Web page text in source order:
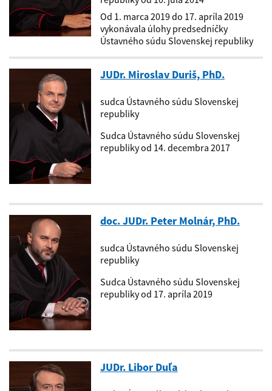
Od 1. marca 2019 do 17. apríla 2019
vykonávala úlohy predsedníčky
Ústavného súdu Slovenskej republiky
JUDr. Miroslav Duriš, PhD.
sudca Ústavného súdu Slovenskej
republiky
Sudca Ústavného súdu Slovenskej
republiky od 14. decembra 2017
doc. JUDr. Peter Molnár, PhD.
sudca Ústavného súdu Slovenskej
republiky
Sudca Ústavného súdu Slovenskej
republiky od 17. apríla 2019
JUDr. Libor Duľa